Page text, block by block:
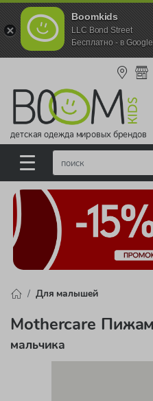
Boomkids
LLC Bond Street
Бесплатно - в
детская одежда мировых брендов
Для малышей
Mothercare
мальчика